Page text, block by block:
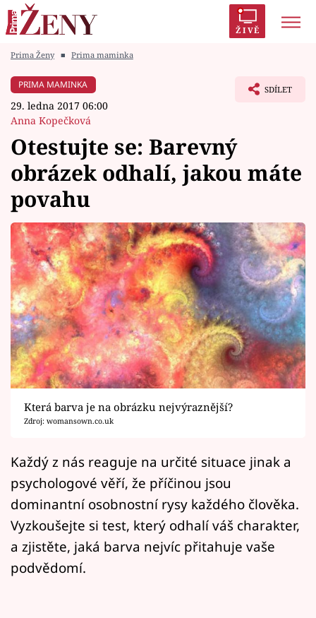
ŽIVĚ
Módní alarm
Zrádci
Témata
Celebrity
Vztahy
Seriály
Horoskopy
Sledujte prima+
Filmový festival Karlovy Vary
Pořady
Mámy sobě
Přihlášení
Sledujte nás
Prima Ženy ■ Prima maminka
PRIMA MAMINKA
29. ledna 2017 06:00
Anna Kopečková
SDÍLET
Otestujte se: Barevný
obrázek odhalí, jakou máte
povahu
Která barva je na obrázku nejvýraznější?
Zdroj: womansown.co.uk
Každý z nás reaguje na určité situace jinak a
psychologové věří, že příčinou jsou
dominantní osobnostní rysy každého člověka.
Vyzkoušejte si test, který odhalí váš charakter,
a zjistěte, jaká barva nejvíc přitahuje vaše
podvědomí.